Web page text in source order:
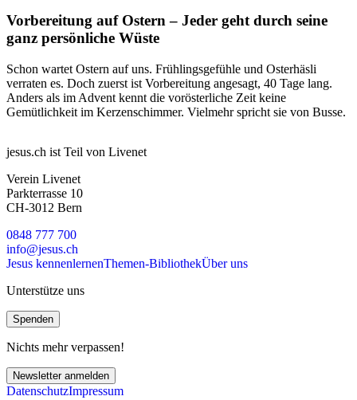
Vorbereitung auf Ostern – Jeder geht durch seine
ganz persönliche Wüste
Schon wartet Ostern auf uns. Frühlingsgefühle und Osterhäsli
verraten es. Doch zuerst ist Vorbereitung angesagt, 40 Tage lang.
Anders als im Advent kennt die vorösterliche Zeit keine
Gemütlichkeit im Kerzenschimmer. Vielmehr spricht sie von Busse.
jesus.ch ist Teil von Livenet
Verein Livenet
Parkterrasse 10
CH-3012 Bern
0848 777 700
info@jesus.ch
Jesus kennenlernenThemen-BibliothekÜber uns
Unterstütze uns
Spenden
Nichts mehr verpassen!
Newsletter anmelden
DatenschutzImpressum